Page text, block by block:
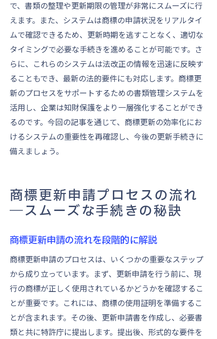
で、書類の整理や更新期限の管理が非常にスムーズに行
えます。また、システムは商標の申請状況をリアルタイ
ムで確認できるため、更新時期を逃すことなく、適切な
タイミングで必要な手続きを進めることが可能です。さ
らに、これらのシステムは法改正の情報を迅速に反映す
ることもでき、最新の法的要件にも対応します。商標更
新のプロセスをサポートするための書類管理システムを
活用し、企業は知財保護をより一層強化することができ
るのです。今回の記事を通じて、商標更新の効率化にお
けるシステムの重要性を再確認し、今後の更新手続きに
備えましょう。
商標更新申請プロセスの流れ
―スムーズな手続きの秘訣
商標更新申請の流れを段階的に解説
商標更新申請のプロセスは、いくつかの重要なステップ
から成り立っています。まず、更新申請を行う前に、現
行の商標が正しく使用されているかどうかを確認するこ
とが重要です。これには、商標の使用証明を準備するこ
とが含まれます。その後、更新申請書を作成し、必要書
類と共に特許庁に提出します。提出後、形式的な要件を